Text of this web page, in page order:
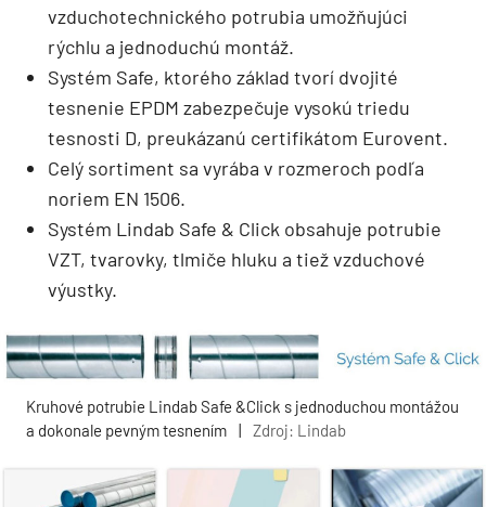
vzduchotechnického potrubia umožňujúci
rýchlu a jednoduchú montáž.
Systém Safe, ktorého základ tvorí dvojité
tesnenie EPDM zabezpečuje vysokú triedu
tesnosti D, preukázanú certifikátom Eurovent.
Celý sortiment sa vyrába v rozmeroch podľa
noriem EN 1506.
Systém Lindab Safe & Click obsahuje potrubie
VZT, tvarovky, tlmiče hluku a tiež vzduchové
výustky.
Kruhové potrubie Lindab Safe &Click s jednoduchou montážou
a dokonale pevným tesnením
| Zdroj: Lindab